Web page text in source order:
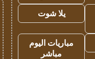
يلا شوت
مباريات اليوم
مباشر